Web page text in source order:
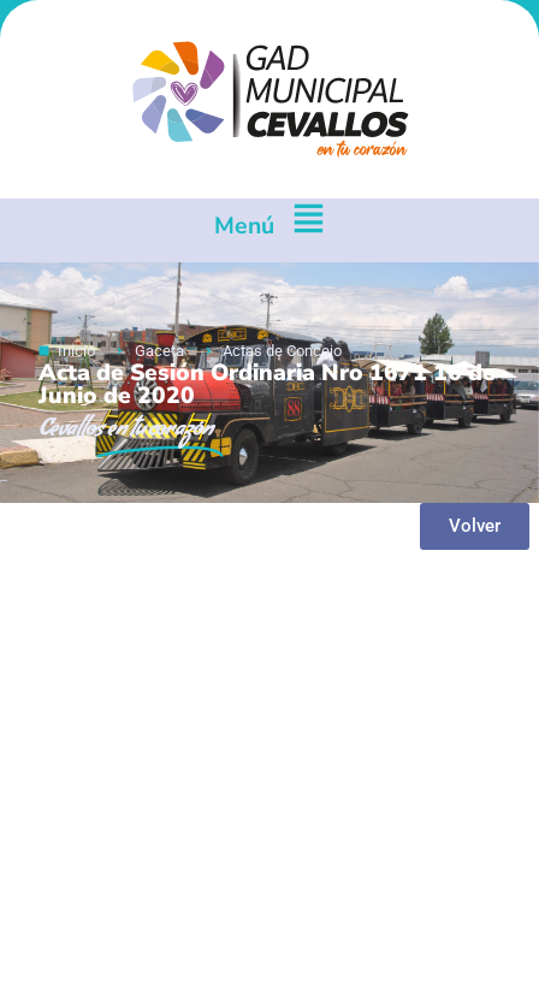
Menú
Inicio Gaceta Actas de Concejo
Acta de Sesión Ordinaria Nro 1671 16 de
Junio de 2020
Cevallosen tu corazón
Volver